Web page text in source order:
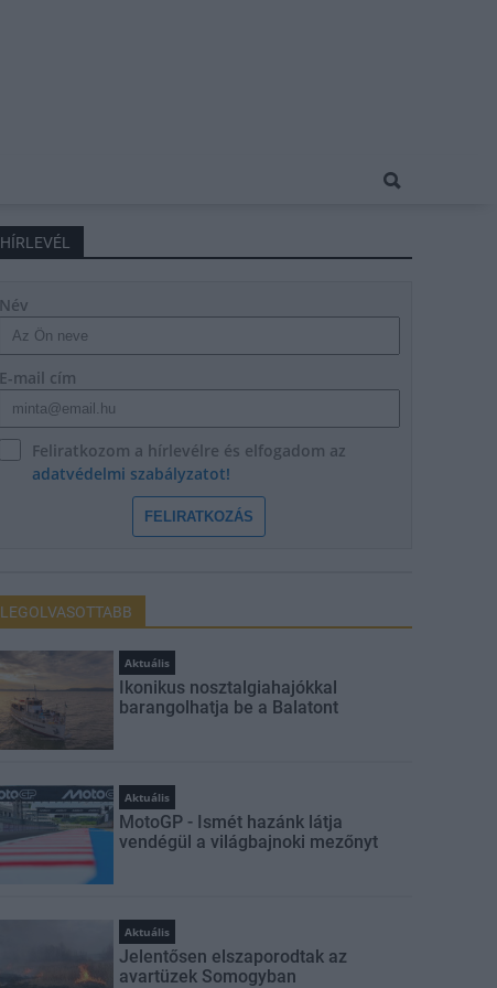
HÍRLEVÉL
Név
E-mail cím
Feliratkozom a hírlevélre és elfogadom az
adatvédelmi szabályzatot!
FELIRATKOZÁS
LEGOLVASOTTABB
Aktuális
Ikonikus nosztalgiahajókkal
barangolhatja be a Balatont
Aktuális
MotoGP - Ismét hazánk látja
vendégül a világbajnoki mezőnyt
Aktuális
Jelentősen elszaporodtak az
avartüzek Somogyban